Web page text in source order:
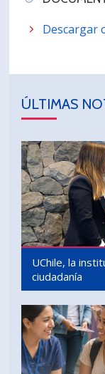
Descargar
ÚLTIMAS
UChile, la
ciudadanía